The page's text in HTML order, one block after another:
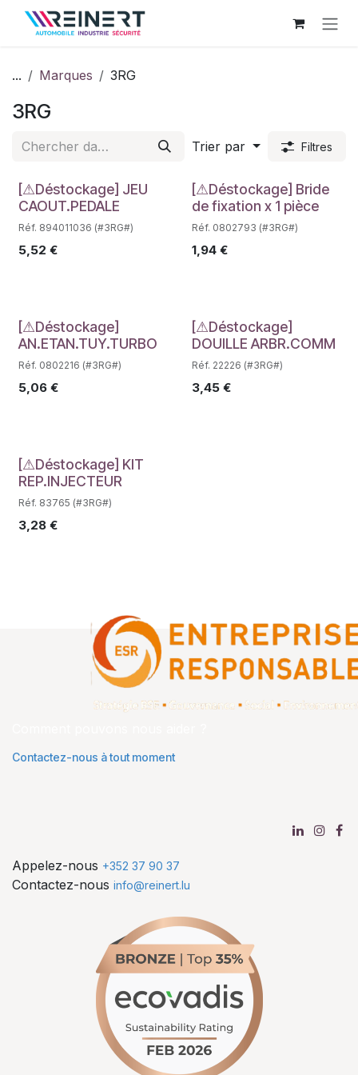
Se rendre au contenu
... Marques 3RG
3RG
Trier par Filtres
Déstockage
[⚠Déstockage] JEU
CAOUT.PEDALE
Réf. 894011036 (#3RG#)
5,52 €
Déstockage
[⚠Déstockage] Bride
de fixation x 1 pièce
Réf. 0802793 (#3RG#)
1,94€
Déstockage
[⚠Déstockage]
AN.ETAN.TUY.TURBO
Réf. 0802216 (#3RG#)
5,06 €
Déstockage
[⚠Déstockage]
DOUILLE ARBR.COMM
Réf. 22226 (#3RG#)
3,45€
Déstockage
[⚠Déstockage] KIT
REP.INJECTEUR
Réf. 83765 (#3RG#)
3,28 €
Contactez-nous à tout moment
Appelez-nous +352 37 90 37
Contactez-nous info@reinert.lu